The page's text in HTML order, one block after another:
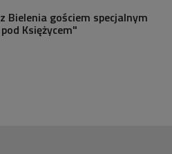
Bielenia gościem specjalnym
Księżycem"